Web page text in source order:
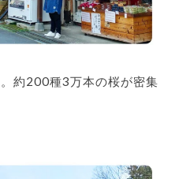
約200種3万本の桜が密集